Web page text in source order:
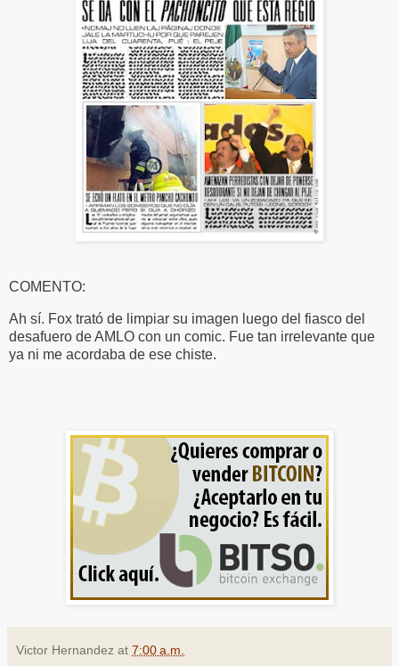
COMENTO:
Ah sí. Fox trató de limpiar su imagen luego del fiasco del
desafuero de AMLO con un comic. Fue tan irrelevante que
ya ni me acordaba de ese chiste.
Victor Hernandez at 7:00 a.m.